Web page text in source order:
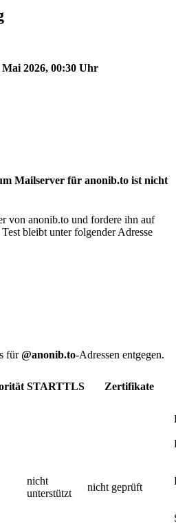
2026, 00:30 Uhr
Mailserver für anonib.to ist nicht
von anonib.to und fordere ihn auf
bleibt unter folgender Adresse
für@anonib.to-Adressen entgegen.
STARTTLS Zertifikate
nicht
unterstützt
nicht geprüft